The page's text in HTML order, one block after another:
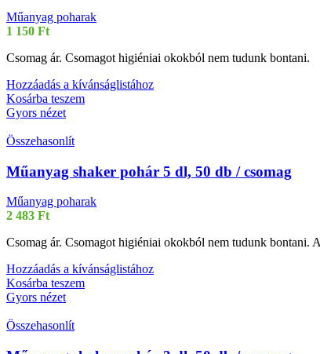
Műanyag poharak
1 150 Ft
Csomag ár. Csomagot higiéniai okokból nem tudunk bontani.
Hozzáadás a kívánságlistához
Kosárba teszem
Gyors nézet
Összehasonlít
Műanyag shaker pohár 5 dl, 50 db / csomag
Műanyag poharak
2 483 Ft
Csomag ár. Csomagot higiéniai okokból nem tudunk bontani.
Hozzáadás a kívánságlistához
Kosárba teszem
Gyors nézet
Összehasonlít